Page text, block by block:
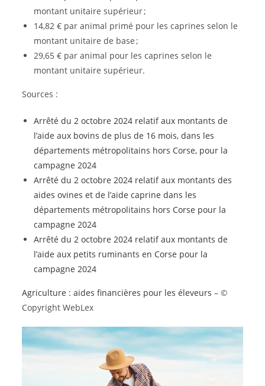
montant unitaire supérieur ;
14,82 € par animal primé pour les caprines selon le
montant unitaire de base ;
29,65 € par animal pour les caprines selon le
montant unitaire supérieur.
Sources :
Arrêté du 2 octobre 2024 relatif aux montants de
l’aide aux bovins de plus de 16 mois, dans les
départements métropolitains hors Corse, pour la
campagne 2024
Arrêté du 2 octobre 2024 relatif aux montants des
aides ovines et de l’aide caprine dans les
départements métropolitains hors Corse pour la
campagne 2024
Arrêté du 2 octobre 2024 relatif aux montants de
l’aide aux petits ruminants en Corse pour la
campagne 2024
Agriculture : aides financières pour les éleveurs – ©
Copyright WebLex